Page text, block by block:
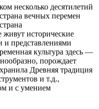
несколько десятилетий
вечных перемен
живут исторические
и пред­ставлениями
культура здесь —
порождает
Древняя традиция
и т.д.,
и с умением